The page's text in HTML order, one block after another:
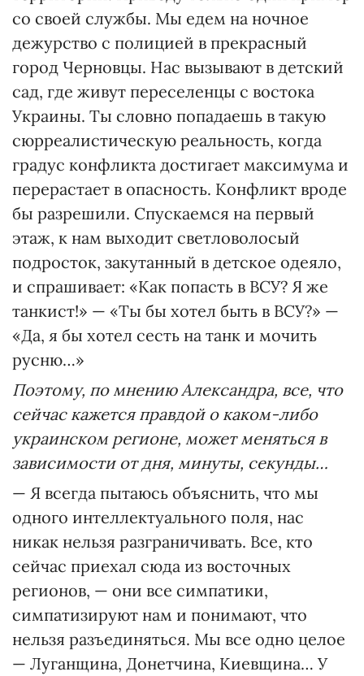
со своей службы. Мы едем на ночное
дежурство с полицией в прекрасный
город Черновцы. Нас вызывают в детский
сад, где живут переселенцы с востока
Украины. Ты словно попадаешь в такую
сюрреалистическую реальность, когда
градус конфликта достигает максимума и
перерастает в опасность. Конфликт вроде
бы разрешили. Спускаемся на первый
этаж, к нам выходит светловолосый
подросток, закутанный в детское одеяло,
и спрашивает: «Как попасть в ВСУ? Я же
танкист!» — «Ты бы хотел быть в ВСУ?» —
«Да, я бы хотел сесть на танк и мочить
русню…»
Поэтому, по мнению Александра, все, что
сейчас кажется правдой о каком-либо
украинском регионе, может меняться в
зависимости от дня, минуты, секунды…
— Я всегда пытаюсь объяснить, что мы
одного интеллектуального поля, нас
никак нельзя разграничивать. Все, кто
сейчас приехал сюда из восточных
регионов, — они все симпатики,
симпатизируют нам и понимают, что
нельзя разъединяться. Мы все одно целое
— Луганщина, Донетчина, Киевщина… У